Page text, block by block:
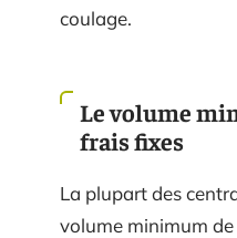
coulage.
Le volume
frais fixes
La plupart des
volume minimum